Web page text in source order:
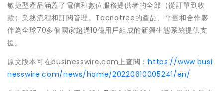
敏捷型產品涵蓋了電信和數位服務提供者的全部（從訂單到收
款）業務流程和訂閱管理。Tecnotree的產品、平臺和合作夥
伴為全球70多個國家超過10億用戶組成的新興生態系統提供支
援。
原文版本可在businesswire.com上查閱：https://www.busi
nesswire.com/news/home/20220610005241/en/